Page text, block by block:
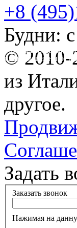
+8
Будни:
* Обращаем ваше
информационные
Гражданского
© 2010-
из
другое.
Задать
Заказать звонок
Нажимая на